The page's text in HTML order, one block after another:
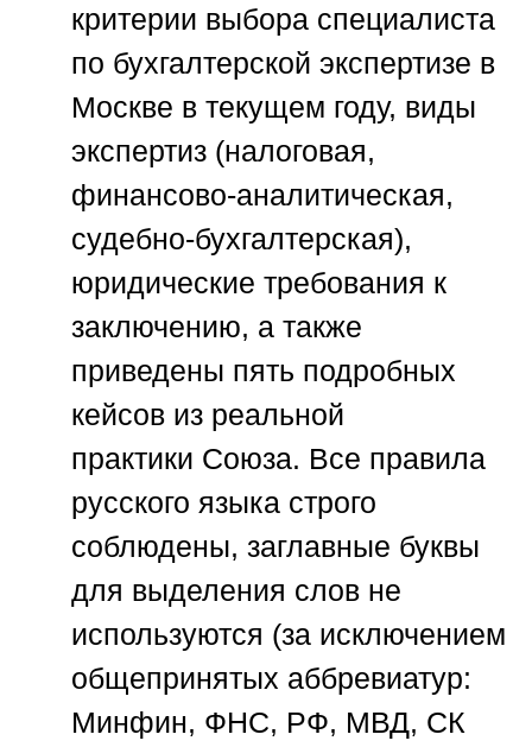
критерии выбора специалиста
по бухгалтерской экспертизе в
Москве в текущем году, виды
экспертиз (налоговая,
финансово-аналитическая,
судебно-бухгалтерская),
юридические требования к
заключению, а также
приведены пять подробных
кейсов из реальной
практики Союза. Все правила
русского языка строго
соблюдены, заглавные буквы
для выделения слов не
используются (за исключением
общепринятых аббревиатур:
Минфин, ФНС, РФ, МВД, СК